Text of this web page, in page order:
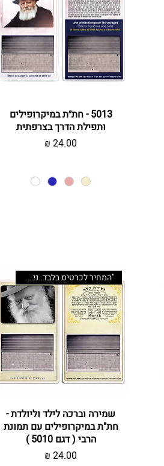
תצוגה מהירה
5013 - חת״ת במיקרופילים
ותפילת הדרך בצרפתית
מחיר
תצוגה מהירה
"המחיר לכרטיס בלבד. ניתן לשדרג
שמירה וברכה לילד וליולדת -
חת"ת במיקרופילים עם תמונת
הרבי ( דגם 5010 )
מחיר